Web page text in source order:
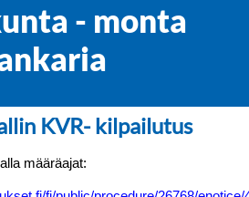
- monta
KVR- kilpailutus
määräajat: